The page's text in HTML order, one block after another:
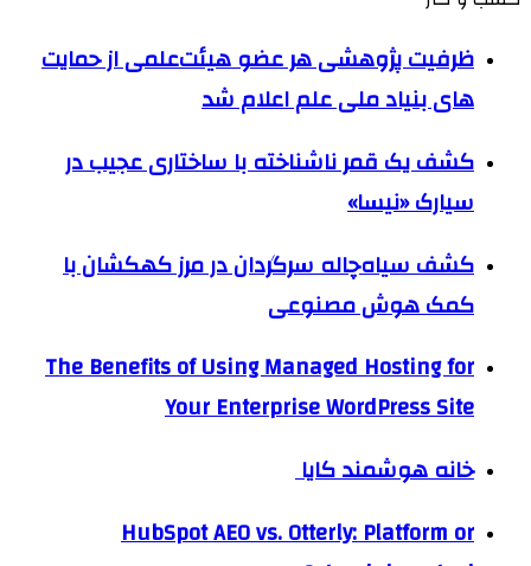
ظرفیت پژوهشی هر عضو هیئت‌علمی از حمایت
های بنیاد ملی علم اعلام شد
کشف یک قمر ناشناخته با ساختاری عجیب در
سیارک «نیسا»
کشف سیاه‌چاله سرگردان در مرز کهکشان با
کمک هوش مصنوعی
The Benefits of Using Managed Hosting for
Your Enterprise WordPress Site
خانه هوشمند کایا
HubSpot AEO vs. Otterly: Platform or